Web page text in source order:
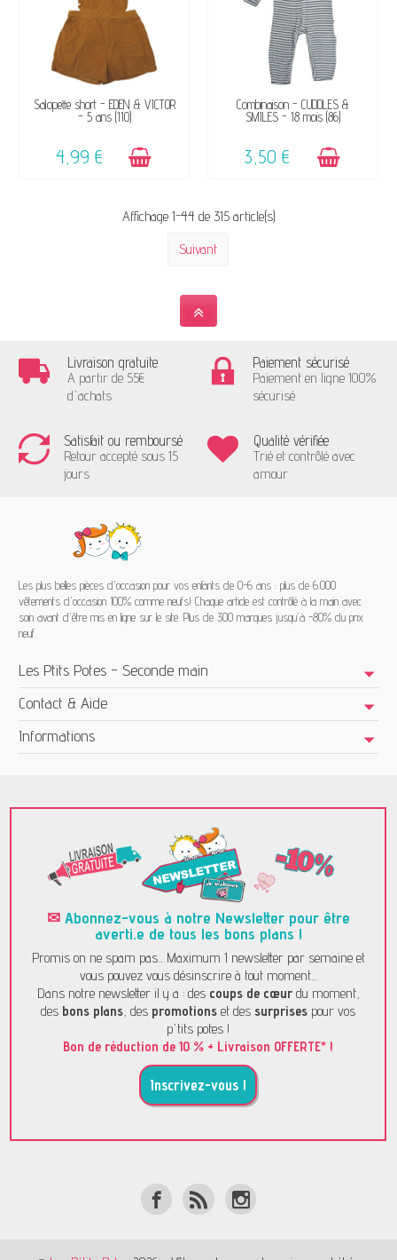
DISPONIBLE
Salopette short - EDEN & VICTOR
- 5 ans (110)
4,99 €
DISPONIBLE
Combinaison - CUDDLES &
SMILES - 18 mois (86)
3,50 €
Affichage 1-44 de 315 article(s)
Suivant
Livraison gratuite
A partir de 55€
d'achats
Paiement sécurisé
Paiement en ligne 100%
sécurisé
Satisfait ou remboursé
Retour accepté sous 15
jours
Qualité vérifiée
Trié et contrôlé avec
amour
Les plus belles pièces d'occasion pour vos enfants de 0-6 ans : plus de 6.000
vêtements d'occasion 100% comme neufs! Chaque article est contrôlé à la main avec
soin avant d'être mis en ligne sur le site. Plus de 300 marques jusqu'à -80% du prix
neuf.
Les Ptits Potes - Seconde main
Contact & Aide
Informations
✉ Abonnez-vous à notre Newsletter pour être
averti.e de tous les bons plans !
Promis on ne spam pas... Maximum 1 newsletter par semaine et
vous pouvez vous désinscrire à tout moment...
Dans notre newsletter il y a : des coups de cœurdu moment,
des bons plans , des promotions et dessurprises pour vos
p'tits potes !
Bon de réduction de 10 % + Livraison OFFERTE* !
Inscrivez-vous !